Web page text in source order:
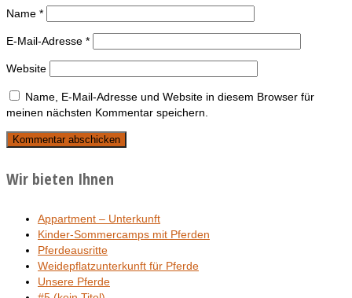
Name *
E-Mail-Adresse *
Website
Name, E-Mail-Adresse und Website in diesem Browser für
meinen nächsten Kommentar speichern.
Wir bieten Ihnen
Appartment – Unterkunft
Kinder-Sommercamps mit Pferden
Pferdeausritte
Weidepflatzunterkunft für Pferde
Unsere Pferde